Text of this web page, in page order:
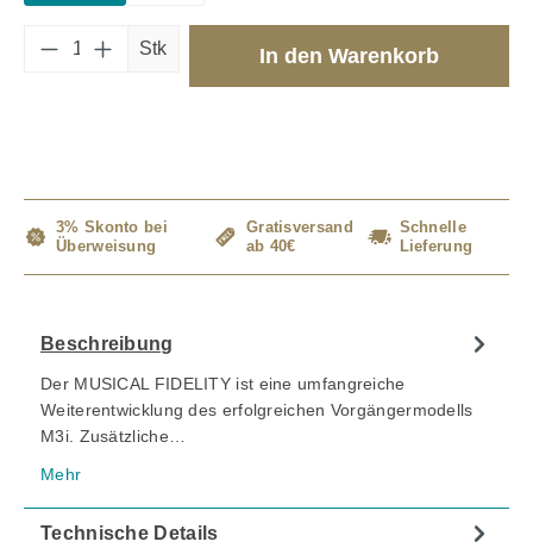
Produkt Anzahl: Gib den gewünschten
Stk In den Warenkorb
3% Skonto bei
Überweisung
Gratisversand
ab 40€
Schnelle
Lieferung
Beschreibung
Der MUSICAL FIDELITY ist eine umfangreiche
Weiterentwicklung des erfolgreichen Vorgängermodells
M3i. Zusätzliche…
Mehr
Technische Details